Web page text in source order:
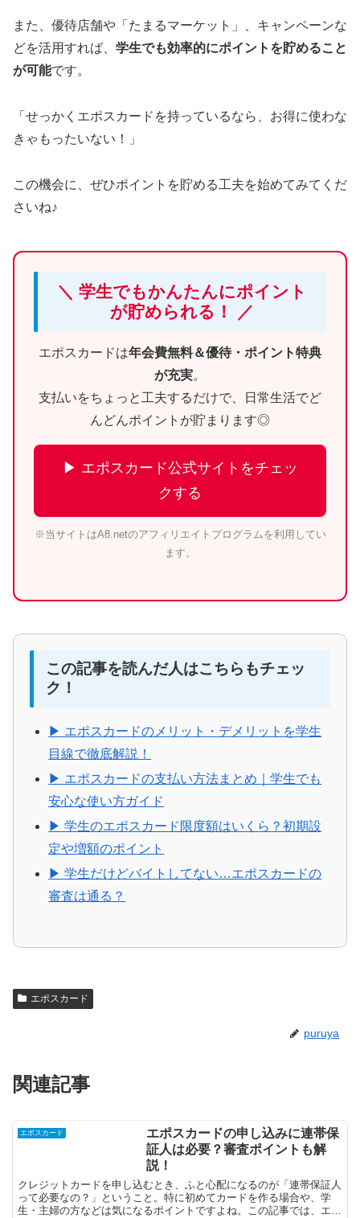
また、優待店舗や「たまるマーケット」、キャンペーンな
どを活用すれば、 学生でも効率的にポイントを貯めること
が可能です。
「せっかくエポスカードを持っているなら、お得に使わな
きゃもったいない！」
この機会に、ぜひポイントを貯める工夫を始めてみてくだ
さいね♪
＼ 学生でもかんたんにポイント
が貯められる！ ／
エポスカードは年会費無料＆優待・ポイント特典
が充実。
支払いをちょっと工夫するだけで、日常生活でど
んどんポイントが貯まります◎
▶ エポスカード公式サイトをチェッ
クする
※当サイトはA8.netのアフィリエイトプログラムを利用してい
ます。
この記事を読んだ人はこちらもチェッ
ク！
▶ エポスカードのメリット・デメリットを学生
目線で徹底解説！
▶ エポスカードの支払い方法まとめ｜学生でも
安心な使い方ガイド
▶ 学生のエポスカード限度額はいくら？初期設
定や増額のポイント
▶ 学生だけどバイトしてない…エポスカードの
審査は通る？
エポスカード
puruya
関連記事
エポスカード
エポスカードの申し込みに連帯保
証人は必要？審査ポイントも解
説！
クレジットカードを申し込むとき、ふと心配になるのが「連帯保証人
って必要なの？」ということ。特に初めてカードを作る場合や、学
生・主婦の方などは気になるポイントですよね。この記事では、エポ